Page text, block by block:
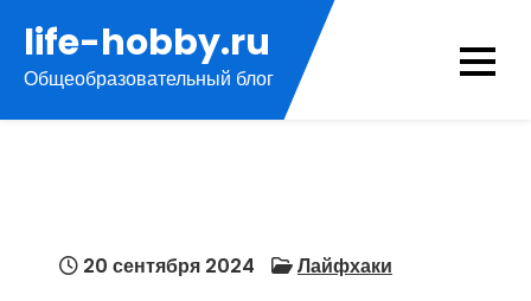
содержимому
life-hobby.ru
Общеобразовательный блог
20 сентября 2024 Лайфхаки